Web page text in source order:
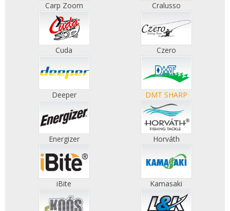
Carp Zoom Cralusso
Cuda Czero
Deeper DMT SHARP
Energizer Horváth
iBite Kamasaki